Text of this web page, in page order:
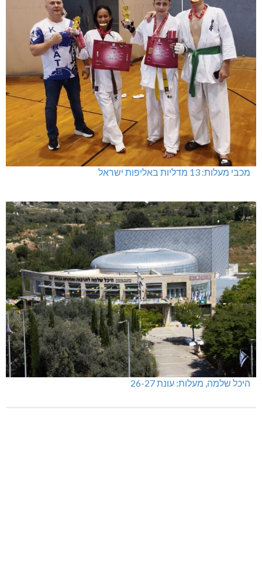
מכבי מעלות: 13 מדליות באליפות ישראל
היכל שלמה, מעלות: עונת 26-27